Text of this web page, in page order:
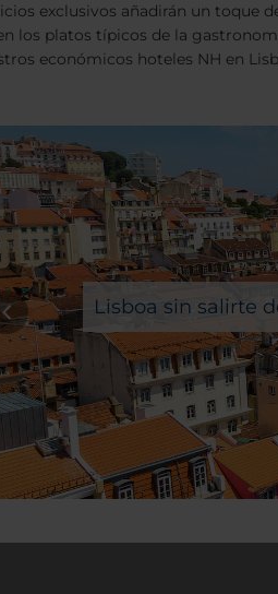
exclusivos añadirán un toque
los platos típicos de la
económicos hoteles NH en
Lisboa sin salirte